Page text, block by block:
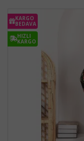
KARGO
BEDAVA
HIZLI
KARGO